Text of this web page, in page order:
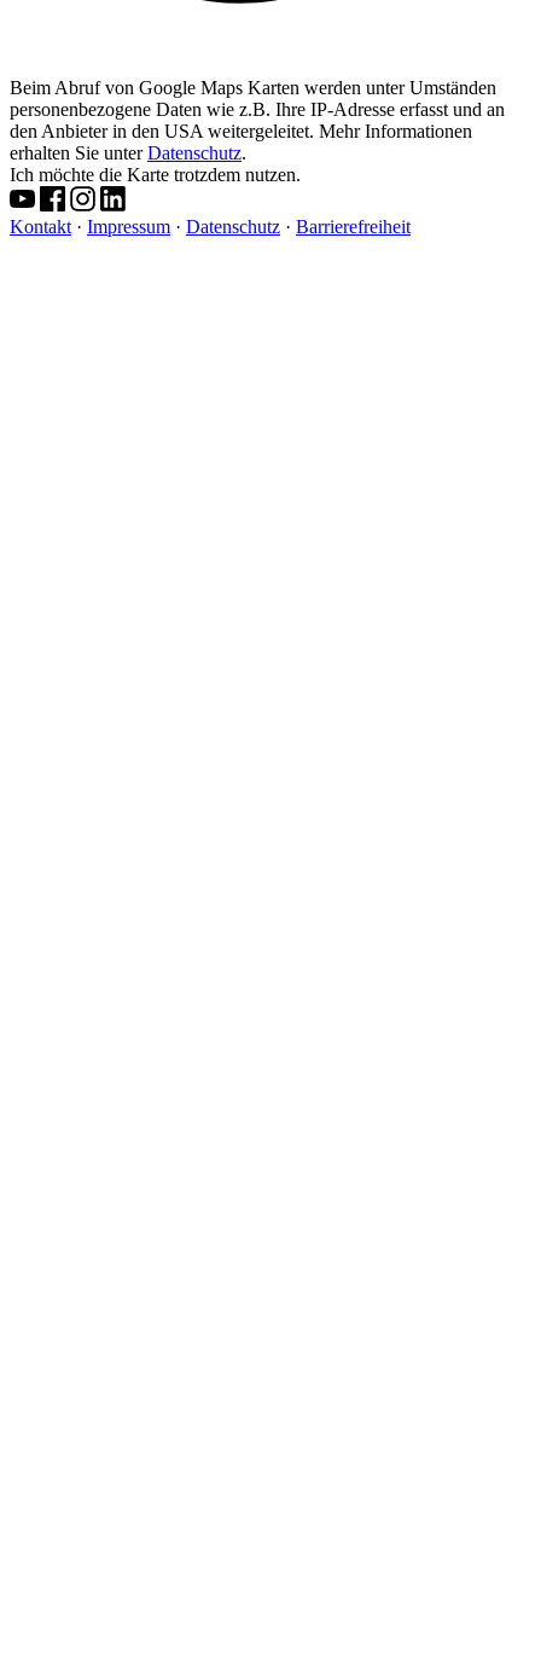
Beim Abruf von Google Maps Karten werden unter Umständen
personenbezogene Daten wie z.B. Ihre IP-Adresse erfasst und an
den Anbieter in den USA weitergeleitet. Mehr Informationen
erhalten Sie unterDatenschutz.
Ich möchte die Karte trotzdem nutzen.
Kontakt · Impressum · Datenschutz · Barrierefreiheit